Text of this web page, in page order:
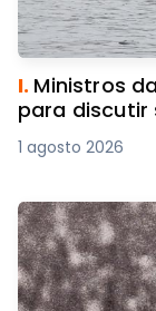
I. Ministros
para discutir
1 agosto 2026